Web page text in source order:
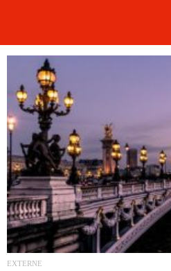
Politică
Externe
Social
Economic
EXTERNE